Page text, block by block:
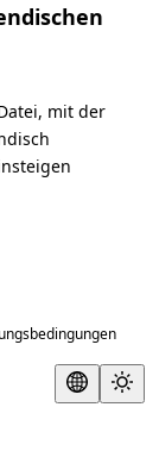
mit der